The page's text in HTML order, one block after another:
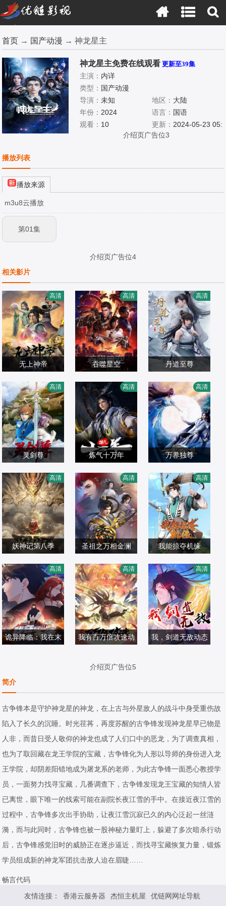
首页 → 国产动漫 → 神龙星主
神龙星主免费在线观看 更新至39集
主演： 内详
类型： 国产动漫
导演：未知 地区： 大陆
年份： 2024 语言： 国语
观看： 10 更新： 2024-05-23 05:
57:09
介绍页广告位3
播放列表
播放来源
m3u8云播放
第01集
介绍页广告位4
相关影片
无上神帝
冷泉夜月,季骜杰,
钟巍,烈之流星,添
雨馨,张妮,徐翔,Ak
ira明,柳知萧
国产动漫
2020/大陆
高清
吞噬星空
庆,黄进则,张若瑜
国产动漫
2020/大陆
高清
丹道至尊
国产动漫
2024/大陆
高清
灵剑尊
帅,冷泉夜月,季骜
杰,张妮,钟巍
国产动漫
2019/大陆
高清
炼气十万年
国产动漫
2023/大陆
高清
万界独尊
国产动漫
2021/大陆
高清
妖神记第八季
妮
国产动漫
2024/大陆
高清
圣祖之万相金澜
国产动漫
2023/大陆
高清
我能掠夺机缘
国产动漫
2023/大陆
高清
诡异降临：我在末
2024/大陆
高清
我有百万倍攻速动
国产动漫
高清
我，剑道无敌动态
高清
介绍页广告位5
简介
古争锋本是守护神龙星的神龙，在上古与外星敌人的战斗中身受重伤故
陷入了长久的沉睡。时光荏苒，再度苏醒的古争锋发现神龙星早已物是
人非，而昔日受人敬仰的神龙也成了人们口中的恶龙，为了调查真相，
也为了取回藏在龙王学院的宝藏，古争锋化为人形以导师的身份进入龙
王学院，却阴差阳错地成为屠龙系的老师，为此古争锋一面悉心教授学
员，一面努力找寻宝藏，几番调查下，古争锋发现龙王宝藏的知情人皆
已离世，眼下唯一的线索可能在副院长夜江雪的手中。在接近夜江雪的
过程中，古争锋多次出手协助，让夜江雪沉寂已久的内心泛起一丝涟
漪，而与此同时，古争锋也被一股神秘力量盯上，躲避了多次暗杀行动
后，古争锋感觉旧时的威胁正在逐步逼近，而找寻宝藏恢复力量，锻炼
学员组成新的神龙军团抗击敌人迫在眉睫……
畅言代码
友情连接：
香港云服务器 杰恒主机屋 优链网网址导航